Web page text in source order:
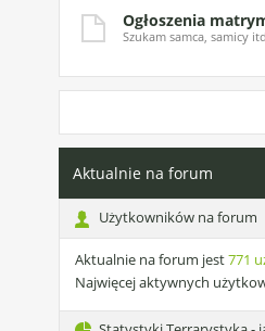
Ogłoszenia
Szukam samca, samicy itd
Aktualnie na forum
Użytkowników na forum
Aktualnie na forum jest771
Najwięcej aktywnych